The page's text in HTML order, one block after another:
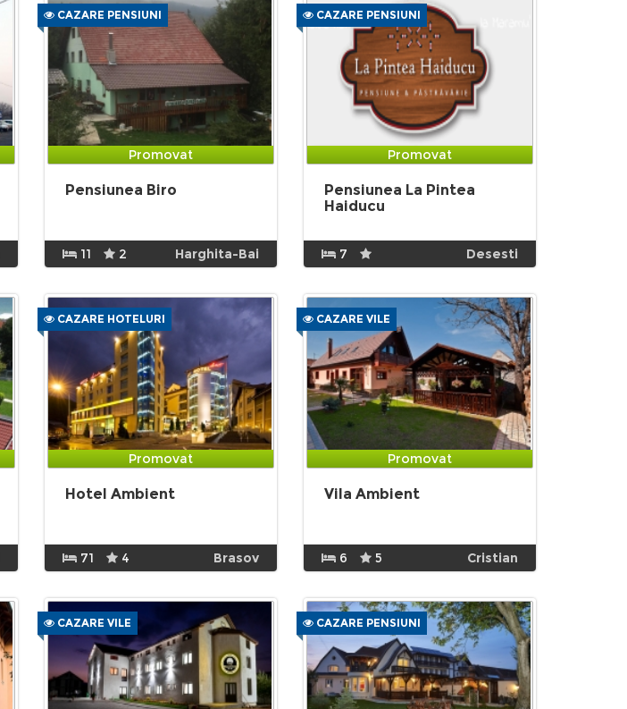
CAZARE PENSIUNI
Promovat
Pensiunea Biro
11 2 Harghita-Bai
CAZARE PENSIUNI
Promovat
Pensiunea La Pintea
Haiducu
7 Desesti
CAZARE HOTELURI
Promovat
Hotel Ambient
71 4 Brasov
CAZARE VILE
Promovat
Vila Ambient
6 5 Cristian
CAZARE VILE CAZARE PENSIUNI